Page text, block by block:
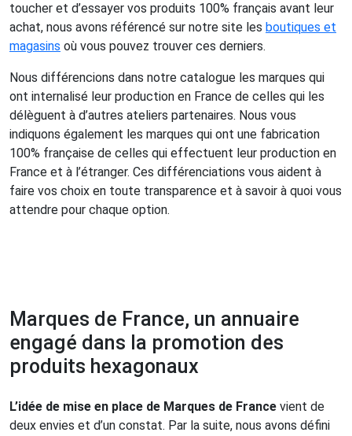
toucher et d’essayer vos produits 100% français avant leur
achat, nous avons référencé sur notre site les boutiques et
magasins où vous pouvez trouver ces derniers.
Nous différencions dans notre catalogue les marques qui
ont internalisé leur production en France de celles qui les
délèguent à d’autres ateliers partenaires. Nous vous
indiquons également les marques qui ont une fabrication
100% française de celles qui effectuent leur production en
France et à l’étranger. Ces différenciations vous aident à
faire vos choix en toute transparence et à savoir à quoi vous
attendre pour chaque option.
Marques de France, un annuaire
engagé dans la promotion des
produits hexagonaux
L’idée de mise en place de Marques de France vient de
deux envies et d’un constat. Par la suite, nous avons défini